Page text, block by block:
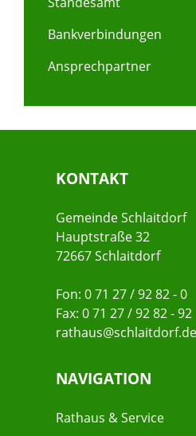
Bankverbindungen
Ansprechpartner
KONTAKT
Gemeinde Schlaitdorf
Hauptstraße 32
72667 Schlaitdorf
Fon: 0 71 27 / 92 82 - 0
Fax: 0 71 27 / 92 82 - 92
rathaus@schlaitdorf.de
NAVIGATION
Rathaus & Service